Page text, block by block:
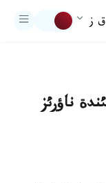
ق ز
ناؤرئز